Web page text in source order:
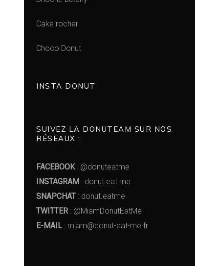
Cake rocher
Choco Donut
INSTA DONUT
SUIVEZ LA DONUTEAM SUR NOS
RÉSEAUX :
FACEBOOK: @donuteatme
INSTAGRAM : donut.eat.me
SNAPCHAT: donut.eatme
TWITTER: @MiamDonutEatMe
E-MAIL: miam@donut-eat-me.fr